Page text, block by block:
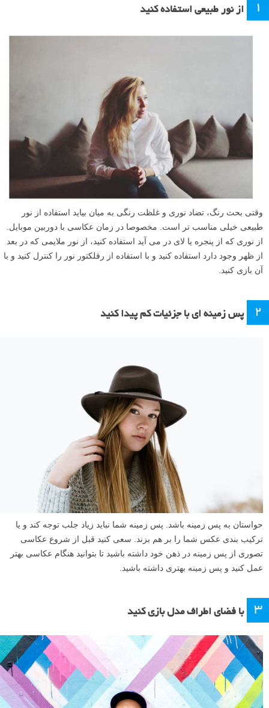
۱ از نور طبیعی استفاده کنید
وقتی بحث رنگ، تضاد نوری و غلظت رنگی به میان بیاید استفاده از نور
طبیعی خیلی مناسب تر است. مخصوصا در زمان عکاسی با دوربین موبایل.
از نوری که از پنجره یا لای در می آید استفاده کنید، از نور ملایمی که در بعد
از ظهر وجود دارد استفاده کنید و با استفاده از رفلکتور نور را کنترل کنید و با
آن بازی کنید.
۲ پس زمینه ای با جزئیات کم پیدا کنید
حواستان به پس زمینه باشد. پس زمینه شما نباید زیاد جلب توجه کند و یا
ترکیب بندی عکس شما را بر هم بزند. سعی کنید قبل از شروع عکاسی
تصوری از پس زمینه در ذهن خود داشته باشید تا بتوانید هنگام عکاسی بهتر
عمل کنید و پس زمینه بهتری داشته باشید.
۳ با فضای اطراف مدل بازی کنید